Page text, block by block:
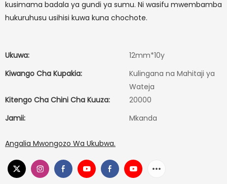
kusimama badala ya gundi ya sumu. Ni wasifu mwembamba
hukuruhusu usihisi kuwa kuna chochote.
Ukuwa:
12mm*10y
Kiwango Cha Kupakia:
Kulingana na Mahitaji ya
Wateja
Kitengo Cha Chini Cha Kuuza:
20000
Jamii:
Mkanda
Angalia Mwongozo Wa Ukubwa.